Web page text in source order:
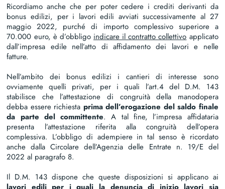
Ricordiamo anche che per poter cedere i crediti derivanti da
bonus edilizi, per i lavori edili avviati successivamente al 27
maggio 2022, purché di importo complessivo superiore a
70.000 euro, è d’obbligo indicare il contratto collettivo applicato
dall’impresa edile nell’atto di affidamento dei lavori e nelle
fatture.
Nell’ambito dei bonus edilizi i cantieri di interesse sono
ovviamente quelli privati, per i quali l’art.4 del D.M. 143
stabilisce che l’attestazione di congruità della manodopera
debba essere richiesta prima dell’erogazione del saldo finale
da parte del committente. A tal fine, l’impresa affidataria
presenta l’attestazione riferita alla congruità dell’opera
complessiva. L’obbligo di adempiere in tal senso è ricordato
anche dalla Circolare dell’Agenzia delle Entrate n. 19/E del
2022 al paragrafo 8.
Il D.M. 143 dispone che queste disposizioni si applicano ai
lavori edili per i quali la denuncia di inizio lavori sia